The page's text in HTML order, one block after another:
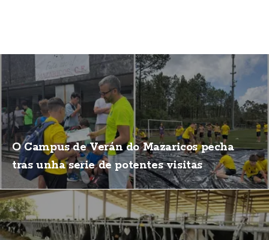
O Campus de Verán do Mazaricos pecha
tras unha serie de potentes visitas